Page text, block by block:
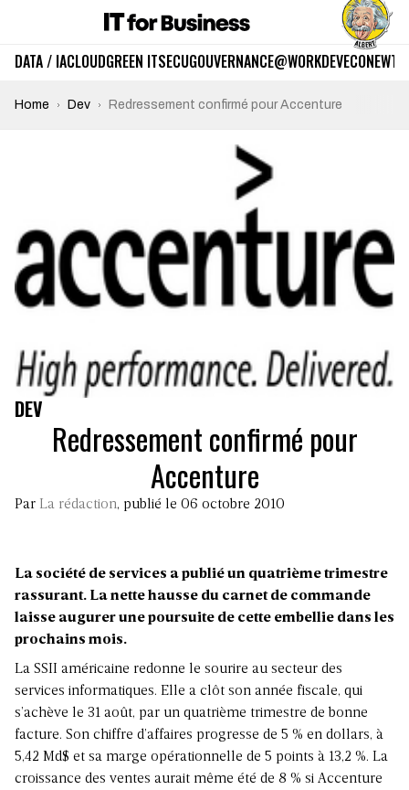
DATA / IACLOUDGREEN ITSECUGOUVERNANCE@WORKDEVECO
Home Dev Redressement confirmé pour Accenture
DEV
Redressement confirmé pour
Accenture
Par La rédaction, publié le 06 octobre 2010
La société de services a publié un quatrième trimestre
rassurant. La nette hausse du carnet de commande
laisse augurer une poursuite de cette embellie dans les
prochains mois.
La SSII américaine redonne le sourire au secteur des
services informatiques. Elle a clôt son année fiscale, qui
s’achève le 31 août, par un quatrième trimestre de bonne
facture. Son chiffre d’affaires progresse de 5 % en dollars, à
5,42 Md$ et sa marge opérationnelle de 5 points à 13,2 %. La
croissance des ventes aurait même été de 8 % si Accenture